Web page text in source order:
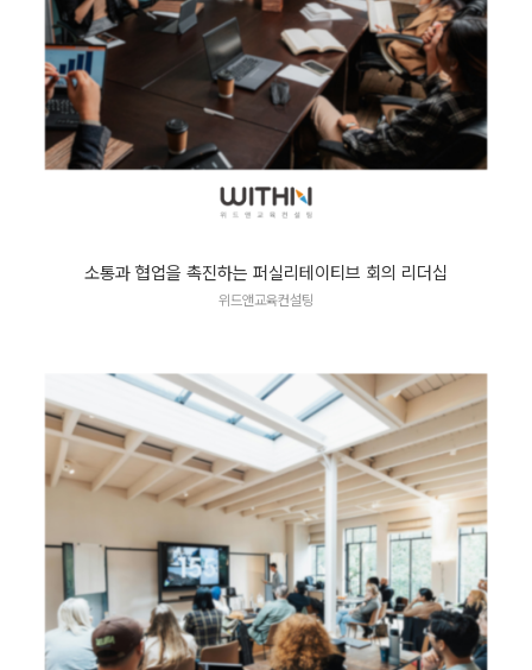
소통과 협업을 촉진하는 퍼실리테이티브 회의 리더십
위드앤교육컨설팅